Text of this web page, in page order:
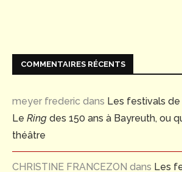
COMMENTAIRES RÉCENTS
meyer frederic dans Les festivals de
Le Ring des 150 ans à Bayreuth, ou
théâtre
CHRISTINE FRANCEZON dans Les